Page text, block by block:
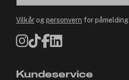
Vilkårogpersonvern for påmelding
Kundeservice